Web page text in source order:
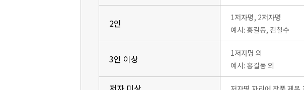
2인
1저자명, 2저자명
예시: 홍길동, 김철수
3인 이상
1저자명 외
예시: 홍길동 외